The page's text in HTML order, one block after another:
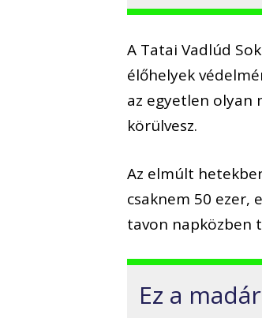
A Tatai Vadlúd
élőhelyek
az egyetlen olyan
körülvesz.
Az elmúlt
csaknem 50 ezer,
tavon napközben
Ez a